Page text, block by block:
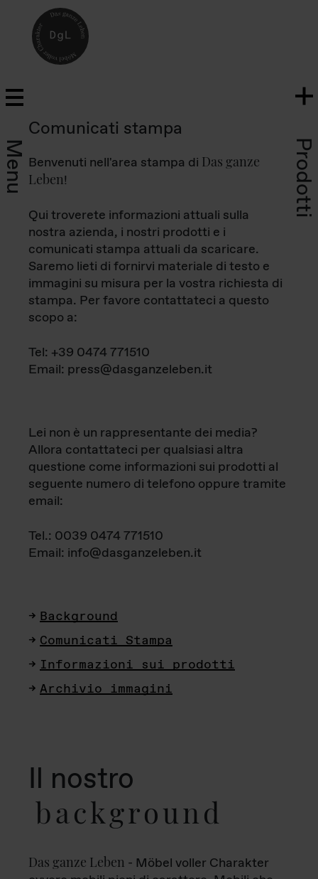
Menu Prodotti
Comunicati stampa
Benvenuti nell'area stampa di Das ganze
Leben!
Qui troverete informazioni attuali sulla
nostra azienda, i nostri prodotti e i
comunicati stampa attuali da scaricare.
Saremo lieti di fornirvi materiale di testo e
immagini su misura per la vostra richiesta di
stampa. Per favore contattateci a questo
scopo a:
Tel: +39 0474 771510
Email: press@dasganzeleben.it
Lei non è un rappresentante dei media?
Allora contattateci per qualsiasi altra
questione come informazioni sui prodotti al
seguente numero di telefono oppure tramite
email:
Tel.: 0039 0474 771510
Email: info@dasganzeleben.it
Background
Comunicati Stampa
Informazioni sui prodotti
Archivio immagini
Il nostro
background
Das ganze Leben - Möbel voller Charakter